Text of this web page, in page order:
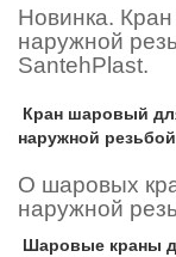
Новинка.
наружной
SantehPlast.
Кран шаровый
наружной
О шаровых
наружной
Шаровые краны